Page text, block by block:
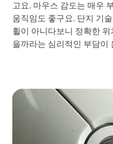
고요. 마우스 감도는 매우
움직임도 좋구요. 단지 기
휠이 아니다보니 정확한
을까라는 심리적인 부담이